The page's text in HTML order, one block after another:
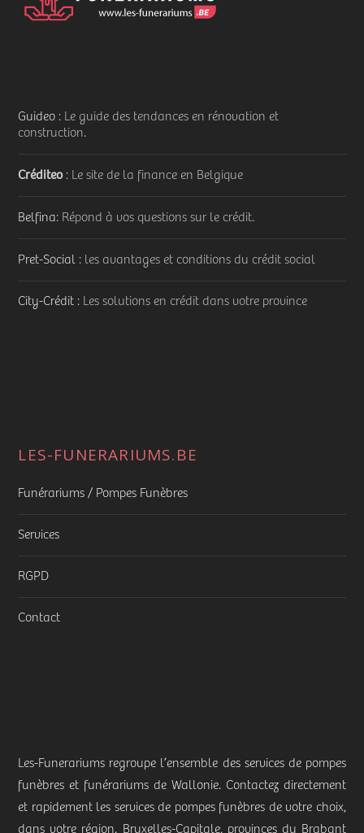
Guideo : Le guide des tendances en rénovation et
construction.
Créditeo: Le site de la finance en Belgique
Belfina: Répond à vos questions sur le crédit.
Pret-Social : les avantages et conditions du crédit social
City-Crédit : Les solutions en crédit dans votre province
LES-FUNERARIUMS.BE
Funérariums / Pompes Funèbres
Services
RGPD
Contact
Les-Funerariums regroupe l’ensemble des services de pompes
funèbres et funérariums de Wallonie. Contactez directement
et rapidement les services de pompes funèbres de votre choix,
dans votre région. Bruxelles-Capitale, provinces du Brabant